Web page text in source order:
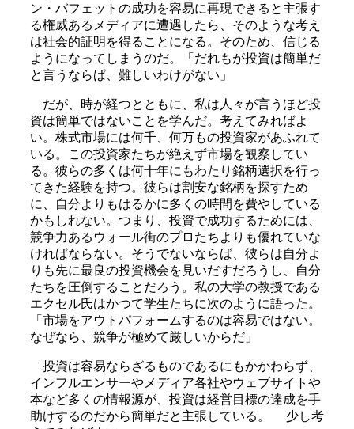
ン・バフェットの成功を容易に再現できると主張す
る権威あるメディアに遭遇したら、そのような考え
は社会的証明を得ることになる。そのため、信じる
ようになってしまうのだ。「だれもが投資は簡単だ
と言うならば、難しいわけがない」
だが、時が経つとともに、私は人々が言うほど投
資は簡単ではないことを学んだ。考えてみればよ
い。株式市場には何千、何万もの投資家があふれて
いる。この投資家たちが絶えず市場を観察してい
る。彼らの多くは何十年にもわたり銘柄選択を行っ
てきた経験を持つ。彼らは割安な銘柄を探すため
に、自分よりもはるかに多くの時間を費やしている
かもしれない。つまり、投資で成功するためには、
競争力あるウォール街のプロたちよりも優れていな
ければならない。そうでないならば、彼らは自分よ
りも先に最良の投資機会を見いだすだろうし、自分
たちを圧倒することだろう。私の大学の教授である
エクセル氏はかつて学生たちに次のように語った。
「市場をアウトパフォームするのは容易ではない。
なぜなら、競争が極めて厳しいからだ」
投資は容易ならざるものであるにもかかわらず、
インフルエンサーやメディア各社やウェブサイトや
本など多くの情報源が、投資は経営目標の達成を手
助けするのだから簡単だと主張している。 少し考